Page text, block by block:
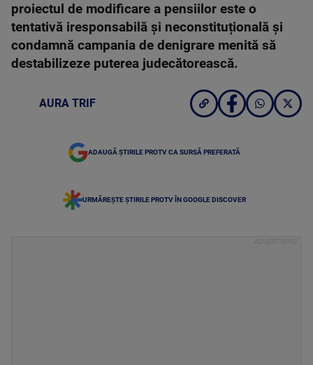
proiectul de modificare a pensiilor este o
tentativă iresponsabilă și neconstituțională și
condamnă campania de denigrare menită să
destabilizeze puterea judecătorească.
AURA TRIF
ADAUGĂ ȘTIRILE PROTV CA SURSĂ PREFERATĂ
URMĂREȘTE ȘTIRILE PROTV ÎN GOOGLE DISCOVER